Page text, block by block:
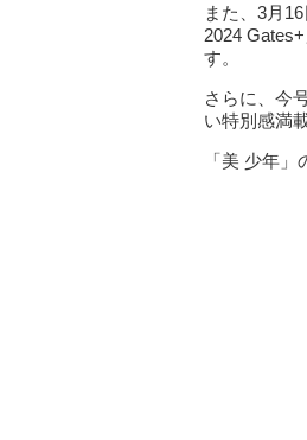
また、3月
2024
す。
さらに、今
い特別感満
「美 少年